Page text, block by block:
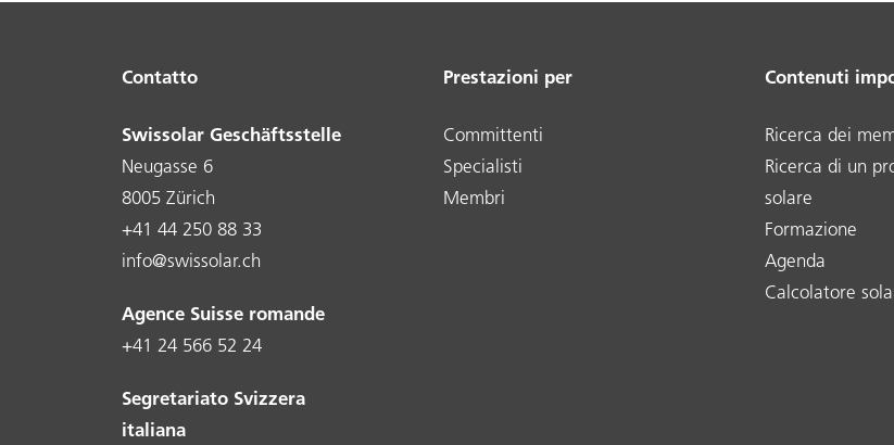
Contatto
Swissolar Geschäftsstelle
Neugasse 6
8005 Zürich
+41 44 250 88 33
info@swissolar.ch
Agence Suisse romande
+41 24 566 52 24
Segretariato Svizzera
italiana
Prestazioni per
Committenti
Specialisti
Membri
Contenuti
Ricerca dei
Ricerca di un
solare
Formazione
Agenda
Calcolatore